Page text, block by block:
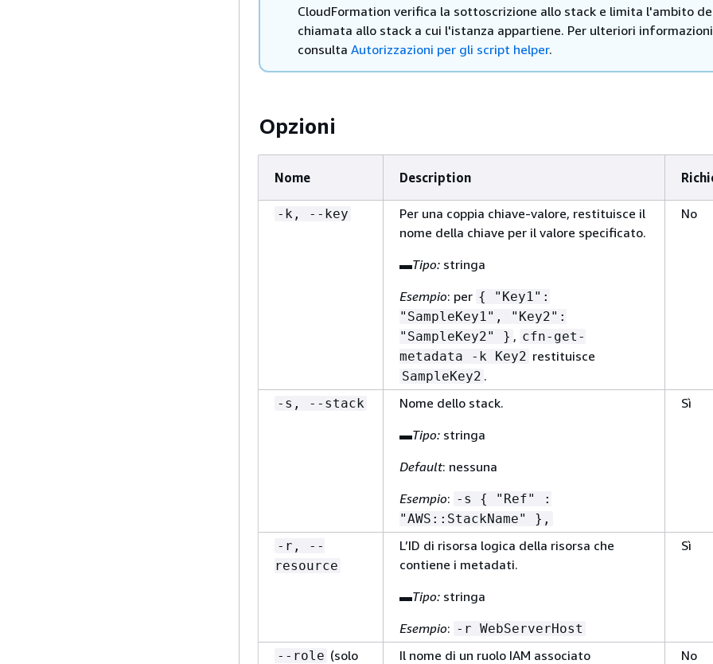
CloudFormation verifica la sottoscrizione allo stack e limita l'ambito
chiamata allo stack a cui l'istanza appartiene. Per ulteriori
consulta Autorizzazioni per gli script helper.
Opzioni
Nome Description
-k, --key
Per una coppia chiave-valore, restituisce il
nome della chiave per il valore specificato.
▬Tipo: stringa
Esempio: per {
"Key1":
"SampleKey1", "Key2":
"SampleKey2" } , cfn-get-
metadata -k Key2 restituisce
SampleKey2 .
No
-s, --stack
Nome dello stack.
▬Tipo: stringa
Default: nessuna
Esempio: -s {
"Ref" :
"AWS::StackName" },
Sì
-r, --
resource
L’ID di risorsa logica della risorsa che
contiene i metadati.
▬Tipo: stringa
Esempio: -r WebServerHost
Sì
--role (solo
Il nome di un ruolo IAM associato
No